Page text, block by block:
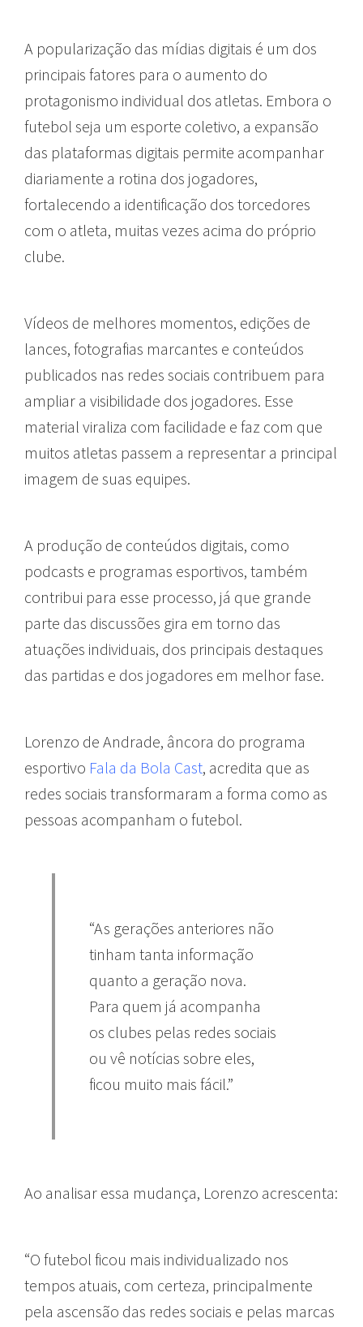
A popularização das mídias digitais é um dos
principais fatores para o aumento do
protagonismo individual dos atletas. Embora o
futebol seja um esporte coletivo, a expansão
das plataformas digitais permite acompanhar
diariamente a rotina dos jogadores,
fortalecendo a identificação dos torcedores
com o atleta, muitas vezes acima do próprio
clube.
Vídeos de melhores momentos, edições de
lances, fotografias marcantes e conteúdos
publicados nas redes sociais contribuem para
ampliar a visibilidade dos jogadores. Esse
material viraliza com facilidade e faz com que
muitos atletas passem a representar a principal
imagem de suas equipes.
A produção de conteúdos digitais, como
podcasts e programas esportivos, também
contribui para esse processo, já que grande
parte das discussões gira em torno das
atuações individuais, dos principais destaques
das partidas e dos jogadores em melhor fase.
Lorenzo de Andrade, âncora do programa
esportivo Fala da Bola Cast, acredita que as
redes sociais transformaram a forma como as
pessoas acompanham o futebol.
“As gerações anteriores não
tinham tanta informação
quanto a geração nova.
Para quem já acompanha
os clubes pelas redes sociais
ou vê notícias sobre eles,
ficou muito mais fácil.”
Ao analisar essa mudança, Lorenzo acrescenta:
“O futebol ficou mais individualizado nos
tempos atuais, com certeza, principalmente
pela ascensão das redes sociais e pelas marcas